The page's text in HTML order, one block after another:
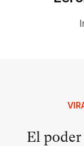
El